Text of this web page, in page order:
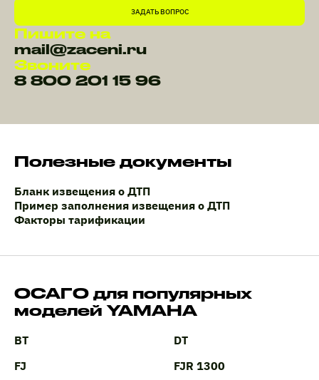
ЗАДАТЬ ВОПРОС
Пишите на
mail@zaceni.ru
Звоните
8 800 201 15 96
Полезные документы
Бланк извещения о ДТП
Пример заполнения извещения о ДТП
Факторы тарификации
ОСАГО для популярных
моделей YAMAHA
BT
DT
FJ
FJR 1300